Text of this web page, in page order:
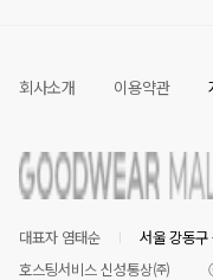
회사소개 이용약관
대표자 염태순 서울 강동
호스팅서비스 신성통상㈜